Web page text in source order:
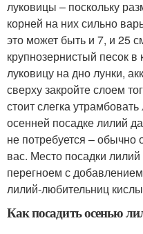
луковицы – поскольку
корней на них сильно
это может быть и 7, и 25
крупнозернистый песок в
луковицу на дно лунки,
сверху закройте слоем
стоит слегка
осенней посадке лилий
не потребуется – обычно
вас. Место посадки
перегноем с
лилий-любительниц
Как посадить осенью